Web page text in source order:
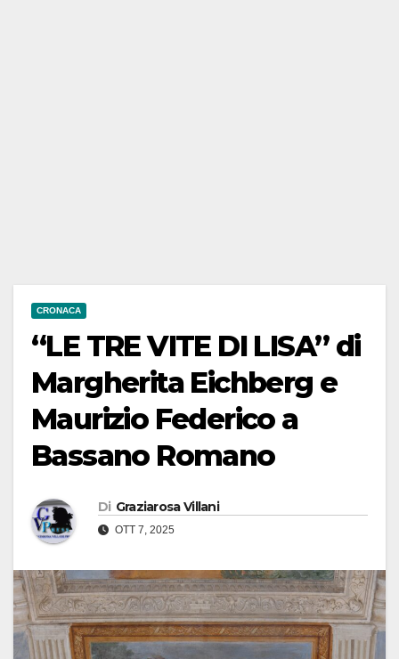
CRONACA
“LE TRE VITE DI LISA” di
Margherita Eichberg e
Maurizio Federico a
Bassano Romano
Di Graziarosa Villani
OTT 7, 2025